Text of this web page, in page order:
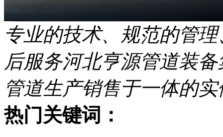
专业的技术、规范的管
后服务河北亨源管道装
管道生产销售于一体的
热门关键词：